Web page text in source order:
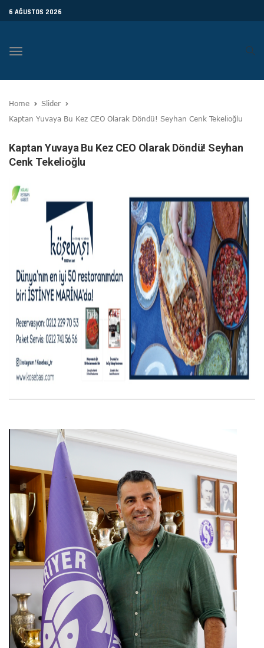
6 AĞUSTOS 2026
Toggle
Home
Slider
Kaptan Yuvaya Bu Kez CEO Olarak Döndü! Seyhan Cenk Tekelioğlu
Kaptan Yuvaya Bu Kez CEO Olarak Döndü! Seyhan
Cenk Tekelioğlu